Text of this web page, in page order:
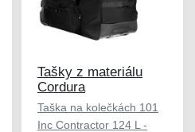
Tašky z materiálu
Cordura
Taška na kolečkách 101
Inc Contractor 124 L -